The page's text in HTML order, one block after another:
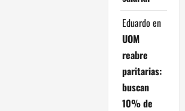
Eduardo en
UOM
reabre
paritarias:
buscan
10% de